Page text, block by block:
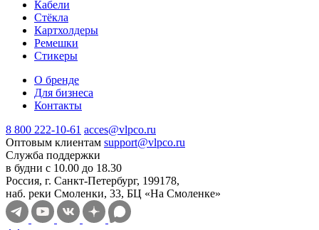
Кабели
Cтёкла
Картхолдеры
Ремешки
Стикеры
О бренде
Для бизнеса
Контакты
8 800 222-10-61 acces@vlpco.ru
Оптовым клиентам support@vlpco.ru
Служба поддержки
в будни с 10.00 до 18.30
Россия, г. Санкт-Петербург, 199178,
наб. реки Смоленки, 33, БЦ «На Смоленке»